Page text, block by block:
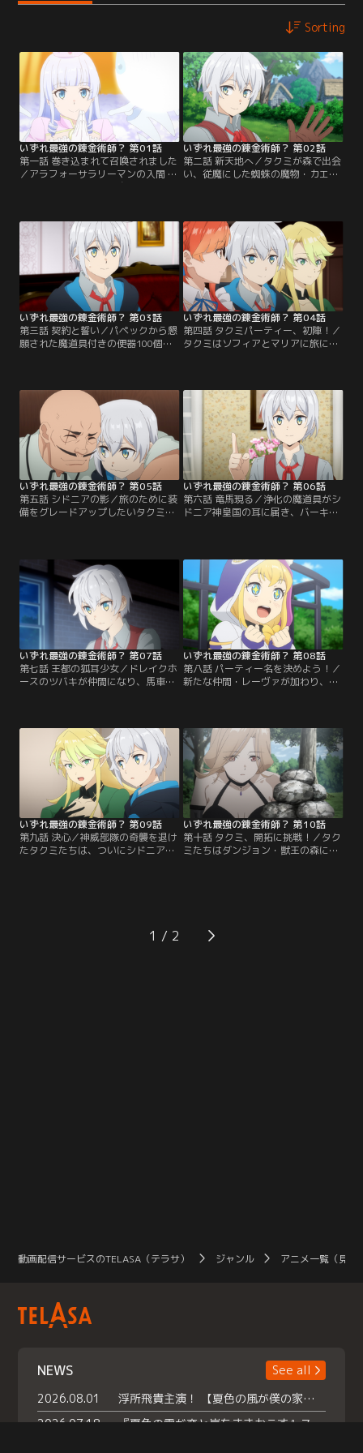
Sorting
いずれ最強の錬金術師？ 第01話
第一話 巻き込まれて召喚されました
／アラフォーサラリーマンの入間 巧
は、異世界に誤って召喚されてしま
ドガルドで17歳の少年・タクミとし
て人生をリトライするよう頼まれ
る。女神ノルンの手厚い加護を受
け、魔法やスキルを得つつも、突然
異世界の野へ放たれたタクミ。
いずれ最強の錬金術師？ 第02話
第二話 新天地へ／タクミが森で出会
い、従魔にした蜘蛛の魔物・カエデ
るスキルは歓迎され、さらに村の生
活に馴染んでいく。しかし、日々の
鍛錬でレベルが爆上がりしたタクミ
は、さらなる錬金術の勉強のた
め“ミルドガルドの故郷”であるボー
ド村から街へと旅立つ決意を…。
いずれ最強の錬金術師？ 第03話
第三話 契約と誓い／パペックから懇
願された魔道具付きの便器100個を
う条件を提示したタクミは、人族の
美少女・マリアと、エルフの美女・
ソフィアと出会う。とある理由で戦
闘はできないソフィアだったが、タ
クミは2人と契約を結ぶことに決め
る。
いずれ最強の錬金術師？ 第04話
第四話 タクミパーティー、初陣！／
タクミはソフィアとマリアに旅に出
ルドで不良者に絡まれたタクミは返
り討ちにするが、ギルドマスターの
バラックに声をかけられる。事情を
説明すると、いち早くランクアップ
を勧められ、3人は依頼へ赴くこと
に。
いずれ最強の錬金術師？ 第05話
第五話 シドニアの影／旅のために装
備をグレードアップしたいタクミ
と、魔物討伐やトレント材の収集な
どの依頼のついでに、鉱石の採掘を
持ちかけられる。3日後、鍛冶師の
ドガンボとともに出発するが…タク
ミたちが向かう死の森周辺では魔物
が活性化し…。
いずれ最強の錬金術師？ 第06話
第六話 竜馬現る／浄化の魔道具がシ
ドニア神皇国の耳に届き、バーキラ
スへ向かうことに。そんな折、女神
ノルンから、タクミをミルドガルド
へ放ったのは、シドニアの勇者召喚
の“1年前”であると告げられる。
いずれ最強の錬金術師？ 第07話
第七話 王都の狐耳少女／ドレイクホ
ースのツバキが仲間になり、馬車製
ドウィン辺境伯を乗せて王都への旅
が始まる。だが道中、ゴドウィンは
不穏な言葉をつぶやく。「よからぬ
有象無象からイルマ殿を守らねばな
らぬ…特にシドニア神皇国は腹の底
が読めん…」
いずれ最強の錬金術師？ 第08話
第八話 パーティー名を決めよう！／
新たな仲間・レーヴァが加わり、バ
輸出する計画を聞かされ、一行はシ
ドニア神皇国の接近を警戒する。ボ
ルトンへ戻ったタクミたちは、冒険
者ギルドで「パーティー名をつけて
欲しい」と依頼される。みんなで頭
をひねるも…。
いずれ最強の錬金術師？ 第09話
第九話 決心／神威部隊の奇襲を退け
たタクミたちは、ついにシドニア神
を完成させ、自邸の警備を固めるこ
とに。一方、シドニア神皇国では、
いずれ最強の錬金術師？ 第10話
第十話 タクミ、開拓に挑戦！／タク
ミたちはダンジョン・獣王の森に挑
拓村を造ってほしいという依頼だっ
た。未発掘の鉱脈があるとも言われ
1
動画配信サービスのTELASA（テラサ） ジャンル アニメ一覧（見放
NEWS
See all
2026.08.01
浮所飛貴主演！ 【夏色の風が僕の家にやってきた】 本日よりテラサで独占配信スタート！
2026.07.18
『夏色の雲が恋と嵐をまきおこす』スペシャルメイキング 【Part1】2026年７月18日（土）23時30分～配信スタート！話題のシーンの裏側を大公開！豪華キャスト大集合！ 『武宮家 真夏の家族会議』開催！